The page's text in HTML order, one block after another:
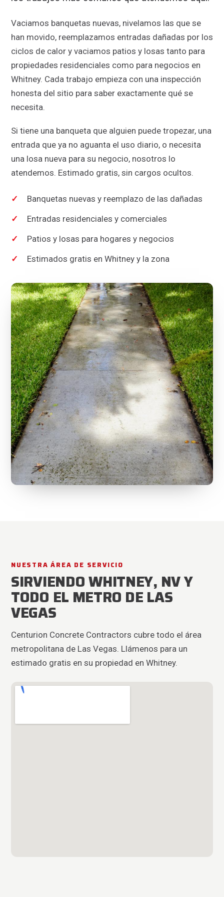
Vaciamos banquetas nuevas, nivelamos las que se
han movido, reemplazamos entradas dañadas por los
ciclos de calor y vaciamos patios y losas tanto para
propiedades residenciales como para negocios en
Whitney. Cada trabajo empieza con una inspección
honesta del sitio para saber exactamente qué se
necesita.
Si tiene una banqueta que alguien puede tropezar, una
entrada que ya no aguanta el uso diario, o necesita
una losa nueva para su negocio, nosotros lo
atendemos. Estimado gratis, sin cargos ocultos.
Banquetas nuevas y reemplazo de las dañadas
Entradas residenciales y comerciales
Patios y losas para hogares y negocios
Estimados gratis en Whitney y la zona
NUESTRA ÁREA DE SERVICIO
SIRVIENDO WHITNEY, NV Y
TODO EL METRO DE LAS
VEGAS
Centurion Concrete Contractors cubre todo el área
metropolitana de Las Vegas. Llámenos para un
estimado gratis en su propiedad en Whitney.